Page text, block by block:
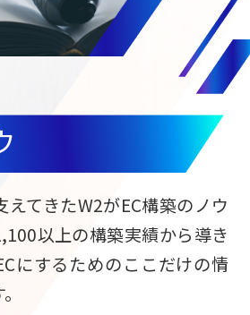
イト構築
スク/定期通販
イト構築
FEATURE
導入事例
USEFUL
お役立ち情報
NEWS
ニュース
えてきたW2がEC構築のノウ
以上の構築実績から導き
にするためのここだけの情